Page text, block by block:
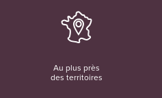
Au plus près
des territoires